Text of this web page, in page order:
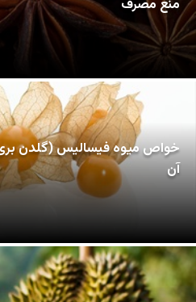
منع مصرف
خواص میوه فیسالیس (گلدن
آن